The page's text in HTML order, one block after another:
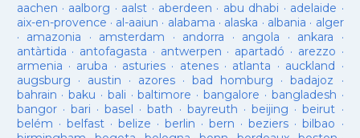
aachen · aalborg · aalst · aberdeen · abu dhabi · adelaide ·
aix-en-provence · al-aaiun · alabama · alaska · albania · alger
· amazonia · amsterdam · andorra · angola · ankara ·
antàrtida · antofagasta · antwerpen · apartadó · arezzo ·
armenia · aruba · asturies· atenes· atlanta · auckland ·
augsburg · austin · azores·bad homburg ·badajoz ·
bahrain ·baku · bali ·baltimore ·bangalore · bangladesh ·
bangor· bari ·basel ·bath · bayreuth ·beijing ·beirut ·
belém · belfast· belize · berlin ·bern ·beziers ·bilbao ·